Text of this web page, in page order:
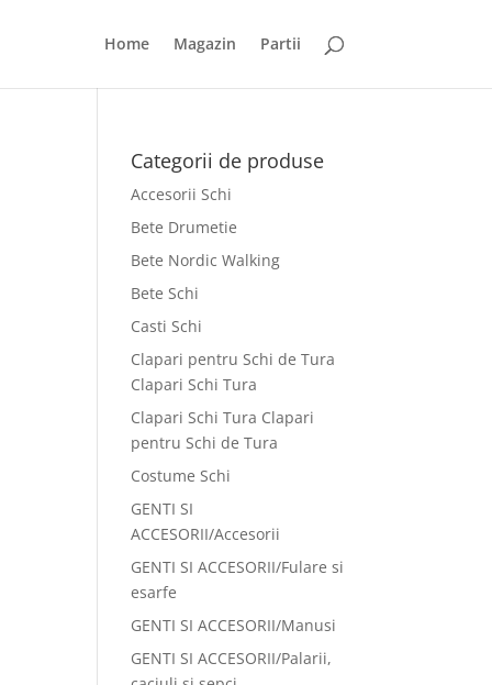
Home Magazin Partii
Categorii de produse
Accesorii Schi
Bete Drumetie
Bete Nordic Walking
Bete Schi
Casti Schi
Clapari pentru Schi de Tura
Clapari Schi Tura
Clapari Schi Tura Clapari
pentru Schi de Tura
Costume Schi
GENTI SI
ACCESORII/Accesorii
GENTI SI ACCESORII/Fulare si
esarfe
GENTI SI ACCESORII/Manusi
GENTI SI ACCESORII/Palarii,